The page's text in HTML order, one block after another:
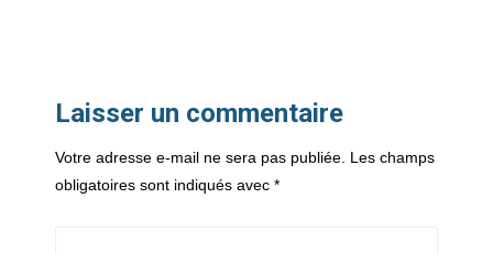
Laisser un commentaire
Votre adresse e-mail ne sera pas publiée. Les champs
obligatoires sont indiqués avec *